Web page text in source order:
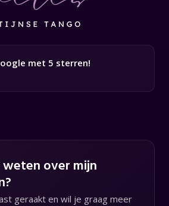
met 5 sterren!
over mijn
geraakt en wil je graag meer